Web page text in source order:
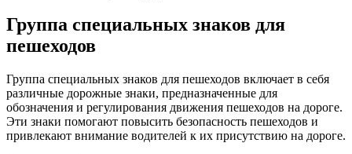
Группа специальных знаков для
пешеходов
Группа специальных знаков для пешеходов включает в себя
различные дорожные знаки, предназначенные для
обозначения и регулирования движения пешеходов на дороге.
Эти знаки помогают повысить безопасность пешеходов и
привлекают внимание водителей к их присутствию на дороге.